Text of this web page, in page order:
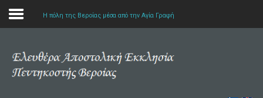
Αρχική
Η πόλη της Βεροίας μέσα από την Αγία Γραφή